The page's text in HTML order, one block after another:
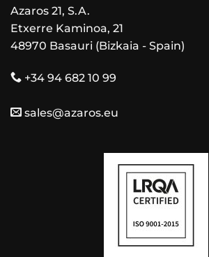
Azaros 21, S.A.
Etxerre Kaminoa, 21
48970 Basauri (Bizkaia - Spain)
+34 94 682 10 99
sales@azaros.eu